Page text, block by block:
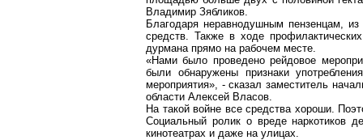
Владимир Зябликов.
Благодарянеравнодушным пензенцам,
средств. Также в ходе
дурмана прямо на рабочем месте.
«Нами было проведено рейдовое
были обнаружены признаки
мероприятия», - сказал заместитель
области Алексей Власов.
На такой войне все средства хороши.
Социальный ролик о вреде наркотиков
кинотеатрах и даже на улицах.